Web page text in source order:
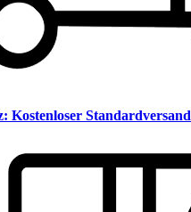
Kostenloser Standardversand